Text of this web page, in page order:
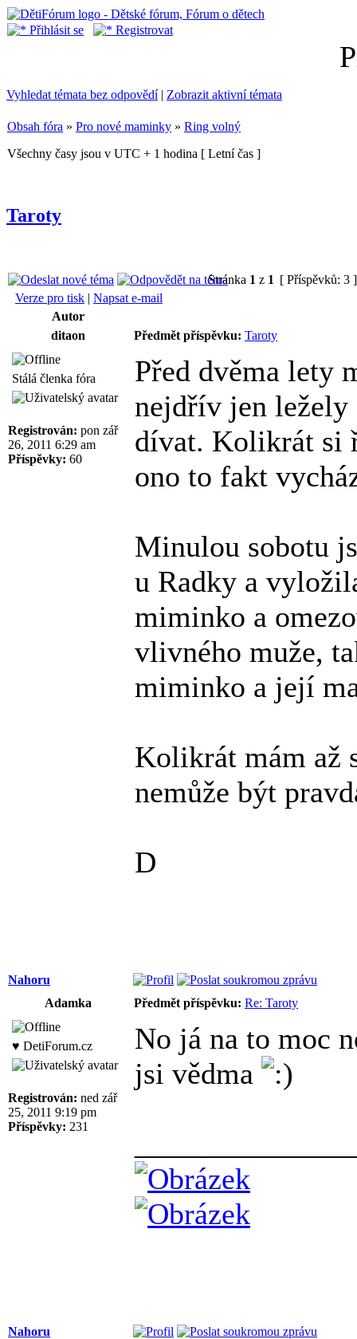
Přihlásit se Registrovat
Vyhledat témata bez odpovědí| Zobrazit aktivní témata
Obsah fóra » Pro nové maminky » Ring volný
Všechny časy jsou v UTC + 1 hodina [ Letní čas ]
Taroty
Stránka 1 z 1 [ Příspěvků: 3
Verze pro tisk | Napsat e-mail
Autor
ditaon
Předmět příspěvku: Taroty
Stálá členka fóra
Registrován: pon zář
26, 2011 6:29 am
Příspěvky: 60
Před dvěma lety
nejdřív jen ležely
dívat. Kolikrát si
ono to fakt
Minulou sobotu
u Radky a
miminko a
vlivného muže,
miminko a její
Kolikrát mám až
nemůže být
D
Nahoru
Adamka
Předmět příspěvku: Re: Taroty
♥ DetiForum.cz
Registrován: ned zář
25, 2011 9:19 pm
Příspěvky: 231
No já na to moc
jsi vědma
Nahoru